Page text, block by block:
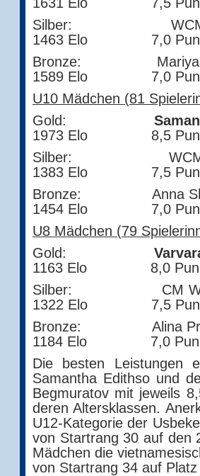
Silber: WCM
1463 Elo 7,0
Bronze:
1589 Elo 7,0
U10 Mädchen (81
Gold:
1973 Elo 8,5
Silber: WCM
1383 Elo 7,5
Bronze:
1454 Elo 7,0
U8 Mädchen (79
Gold:
1163 Elo 8,0
Silber: CM
1322 Elo 7,5
Bronze:
1184 Elo 7,0
Die besten Leistungen
Samantha Edithso und
Begmuratov mit jeweils
deren Altersklassen.
U12-Kategorie der
von Startrang 30 auf den
Mädchen die
von Startrang 34 auf